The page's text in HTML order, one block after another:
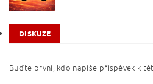
DISKUZE
Buďte první, kdo napíše příspěvek k